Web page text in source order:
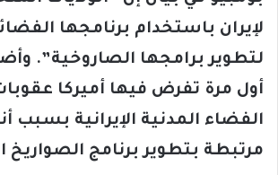
لإيران باستخدام برنامجها
لتطوير برامجها الصاروخية”.
أول مرة تفرض فيها أميركا
الفضاء المدنية الإيرانية بسبب
مرتبطة بتطوير برنامج الصواريخ